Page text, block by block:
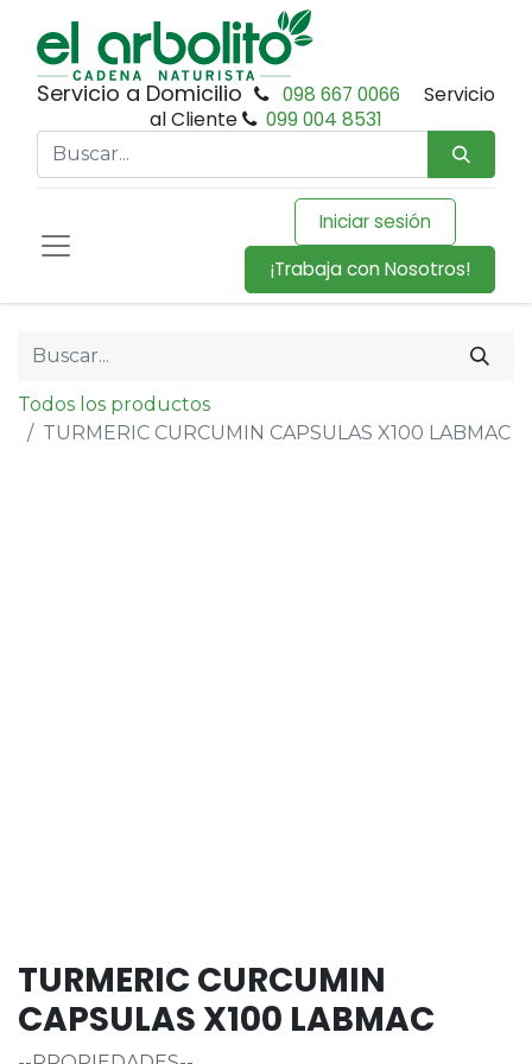
Servicio a Domicilio 098 667 0066
Servicio
al Cliente
099 004 8531
Iniciar sesión
¡Trabaja con Nosotros!
Todos los productos
TURMERIC CURCUMIN CAPSULAS X100 LABMAC
TURMERIC CURCUMIN
CAPSULAS X100 LABMAC